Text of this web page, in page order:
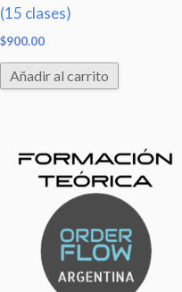
(15 clases)
$900.00
Añadir al carrito